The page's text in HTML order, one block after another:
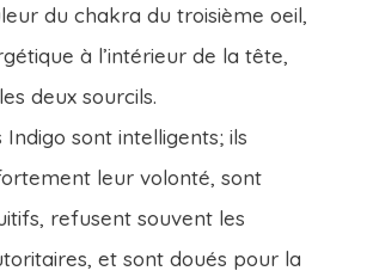
du chakra du troisième oeil,
à l’intérieur de la tête,
deux sourcils.
Indigo sont intelligents; ils
leur volonté, sont
refusent souvent les
et sont doués pour la